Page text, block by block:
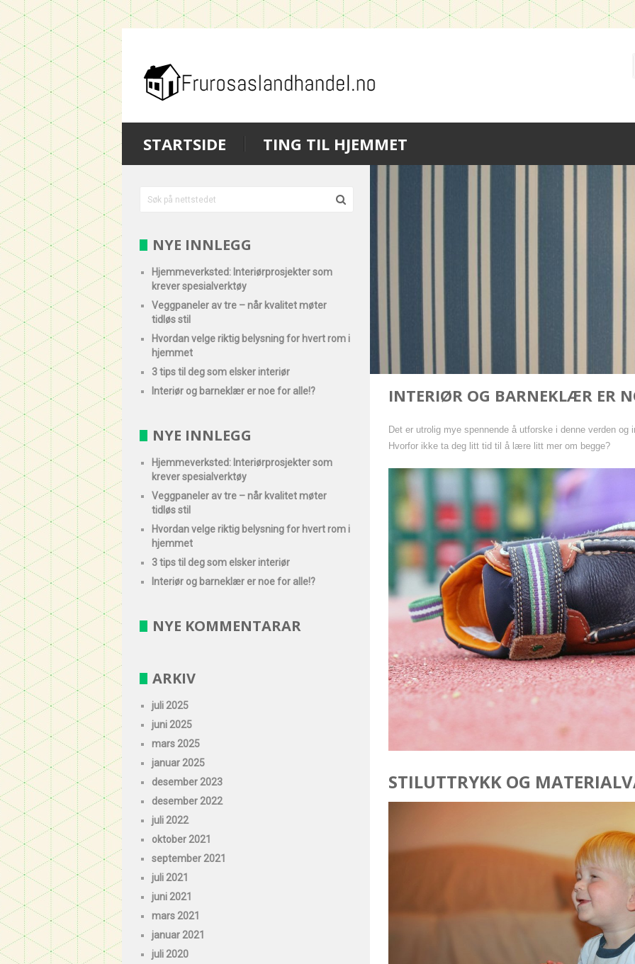
STARTSIDE TING TIL HJEMMET
INTERIØR OG BARNEKLÆR ER
Det er utrolig mye spennende å utforske i denne verden
Hvorfor ikke ta deg litt tid til å lære litt mer om begge?
STILUTTRYKK OG
NYE INNLEGG
Hjemmeverksted: Interiørprosjekter som
krever spesialverktøy
Veggpaneler av tre – når kvalitet møter
tidløs stil
Hvordan velge riktig belysning for hvert rom i
hjemmet
3 tips til deg som elsker interiør
Interiør og barneklær er noe for alle!?
NYE INNLEGG
Hjemmeverksted: Interiørprosjekter som
krever spesialverktøy
Veggpaneler av tre – når kvalitet møter
tidløs stil
Hvordan velge riktig belysning for hvert rom i
hjemmet
3 tips til deg som elsker interiør
Interiør og barneklær er noe for alle!?
NYE KOMMENTARAR
ARKIV
juli 2025
juni 2025
mars 2025
januar 2025
desember 2023
desember 2022
juli 2022
oktober 2021
september 2021
juli 2021
juni 2021
mars 2021
januar 2021
juli 2020